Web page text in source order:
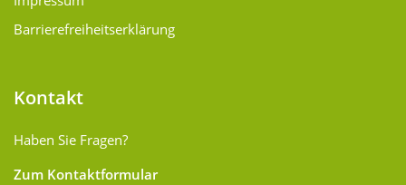
Barrierefreiheitserklärung
Kontakt
Haben Sie Fragen?
Zum Kontaktformular